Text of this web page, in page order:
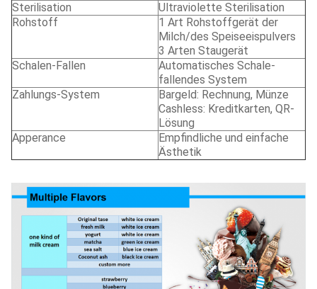
Sterilisation
Ultraviolette Sterilisation
Rohstoff
1 Art Rohstoffgerät der
Milch/des Speiseeispulvers
3 Arten Staugerät
Schalen-Fallen
Automatisches Schale-
fallendes System
Zahlungs-System
Bargeld: Rechnung, Münze
Cashless: Kreditkarten, QR-
Lösung
Apperance
Empfindliche und einfache
Ästhetik